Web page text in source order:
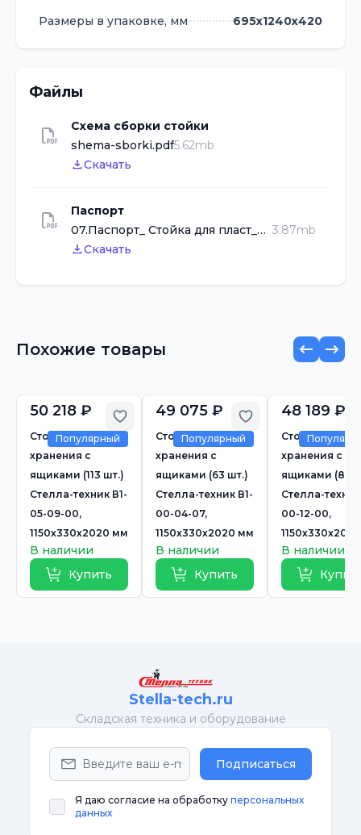
Размеры в упаковке, мм
695х1240х420
Файлы
Схема сборки стойки
shema-sborki.pdf5.62mb
Скачать
Паспорт
07.Паспорт_ Стойка для пласт_ящиков_V.pdf 3.87mb
Скачать
Похожие товары
Добавить в избранное
Популярный
50 218 ₽
Стойка для
хранения с
ящиками (113 шт.)
Стелла-техник В1-
05-09-00,
1150х330х2020 мм
В наличии
Купить
Добавить в
Популярный
49 075 ₽
Стойка для
хранения с
ящиками (63 шт.)
Стелла-техник В1-
00-04-07,
1150х330х2020 мм
В наличии
Купить
48 189 ₽
Стойка для
хранения с
ящиками (84
Стелла-
00-12-00,
В наличии
Stella-tech.ru
Cкладская техника и оборудование
Подписаться
Я даю согласие на обработку персональных
данных